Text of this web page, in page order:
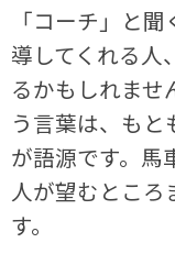
「コーチ」と
導してくれる人
るかもしれませ
う言葉は、もと
が語源です。馬
人が望むところ
す。